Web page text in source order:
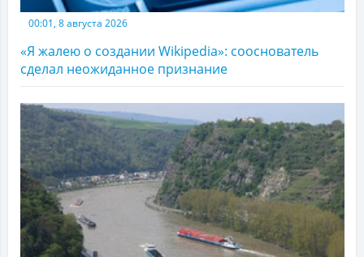
00:01, 8 августа 2026
«Я жалею о создании Wikipedia»: сооснователь
сделал неожиданное признание